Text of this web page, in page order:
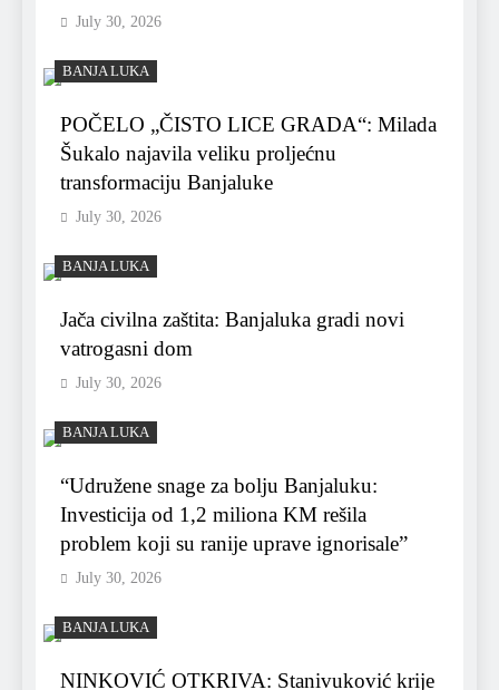
July 30, 2026
BANJA LUKA
POČELO „ČISTO LICE GRADA“: Milada
Šukalo najavila veliku proljećnu
transformaciju Banjaluke
July 30, 2026
BANJA LUKA
Jača civilna zaštita: Banjaluka gradi novi
vatrogasni dom
July 30, 2026
BANJA LUKA
“Udružene snage za bolju Banjaluku:
Investicija od 1,2 miliona KM rešila
problem koji su ranije uprave ignorisale”
July 30, 2026
BANJA LUKA
NINKOVIĆ OTKRIVA: Stanivuković krije